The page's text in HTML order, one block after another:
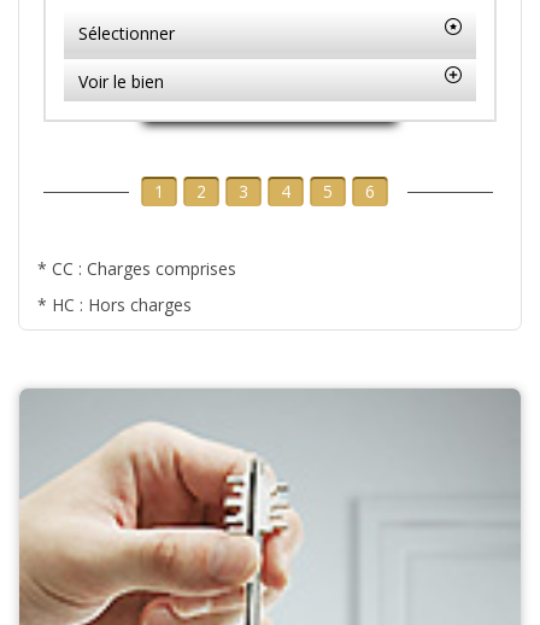
Sélectionner
Voir le bien
1 2 3 4 5 6
* CC : Charges comprises
* HC : Hors charges